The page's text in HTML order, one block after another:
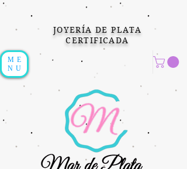
JOYERÍA DE PLATA
CERTIFICADA
ME
NU